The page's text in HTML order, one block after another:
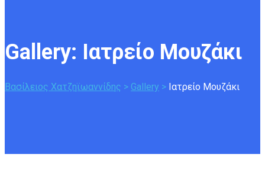
Gallery: Ιατρείο Μουζάκι
Βασίλειος Χατζηϊωαννίδης > Gallery > Ιατρείο Μουζάκι